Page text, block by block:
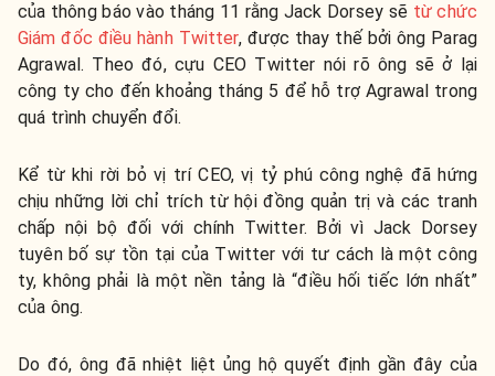
của thông báo vào tháng 11 rằng Jack Dorsey sẽ từ chức
Giám đốc điều hành Twitter, được thay thế bởi ông Parag
Agrawal. Theo đó, cựu CEO Twitter nói rõ ông sẽ ở lại
công ty cho đến khoảng tháng 5 để hỗ trợ Agrawal trong
quá trình chuyển đổi.
Kể từ khi rời bỏ vị trí CEO, vị tỷ phú công nghệ đã hứng
chịu những lời chỉ trích từ hội đồng quản trị và các tranh
chấp nội bộ đối với chính Twitter. Bởi vì Jack Dorsey
tuyên bố sự tồn tại của Twitter với tư cách là một công
ty, không phải là một nền tảng là “điều hối tiếc lớn nhất”
của ông.
Do đó, ông đã nhiệt liệt ủng hộ quyết định gần đây của